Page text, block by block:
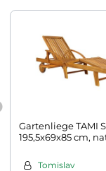
Gartenliege TAMI
195,5x69x85 cm,
Tomislav